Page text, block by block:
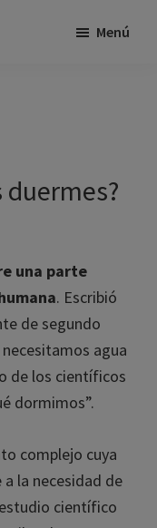
Menú
una parte
.
de
ni el más
complejo